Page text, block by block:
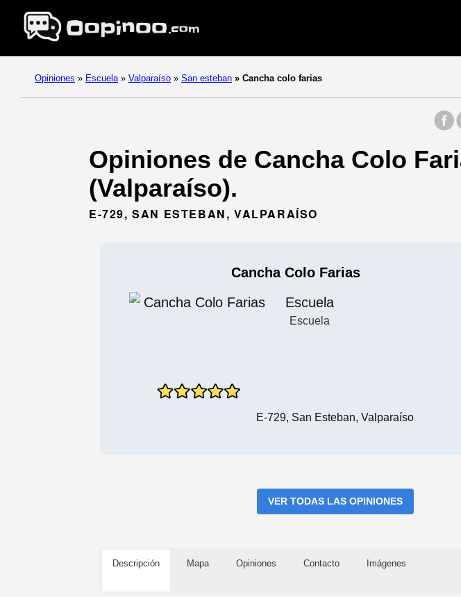
Opiniones » Escuela » Valparaíso » San esteban » Cancha colo farias
Opiniones de Cancha Colo
(Valparaíso).
E-729, SAN ESTEBAN, VALPARAÍSO
Cancha Colo Farias
Escuela
Escuela
E-729, San Esteban, Valparaíso
VER TODAS LAS OPINIONES
Descripción Mapa Opiniones Contacto Imágenes